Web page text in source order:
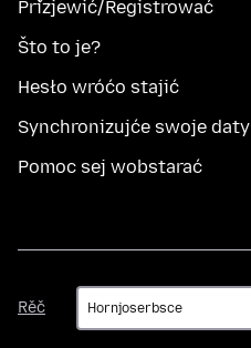
Přizjewić/Registrować
Što to je?
Hesło wróćo stajić
Synchronizujće swoje daty
Pomoc sej wobstarać
Rěč
Rěč